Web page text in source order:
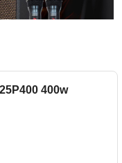
được trang bị các
400w